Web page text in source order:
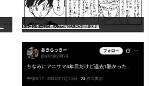
【
悲報】世間じゃ神ゲー扱いされてるけど個人的には「つまんねえ……」と思ったゲーム挙げてけ ドラゴンボールで魔人ブウ編の人気が微妙な理由